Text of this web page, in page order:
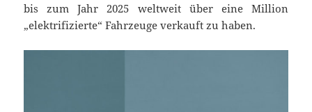
bis zum Jahr 2025 weltweit über eine Million
„elektrifizierte“ Fahrzeuge verkauft zu haben.